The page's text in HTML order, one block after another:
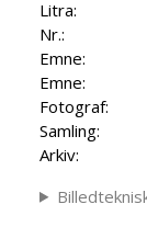
Litra:
Nr.:
Emne:
Emne:
Fotograf:
Samling:
Arkiv: